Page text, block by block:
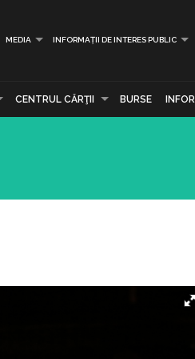
MEDIA INFORMAȚII DE INTERES PUBLIC
CENTRUL CĂRŢII BURSE